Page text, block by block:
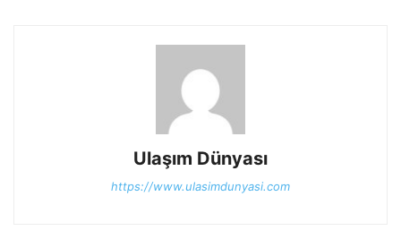
Ulaşım Dünyası
https://www.ulasimdunyasi.com